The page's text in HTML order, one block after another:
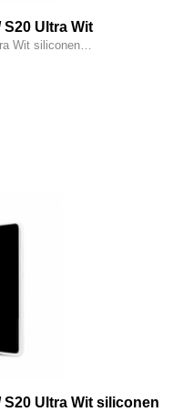
S20 Ultra Wit
Wit siliconen…
S20 Ultra Wit siliconen